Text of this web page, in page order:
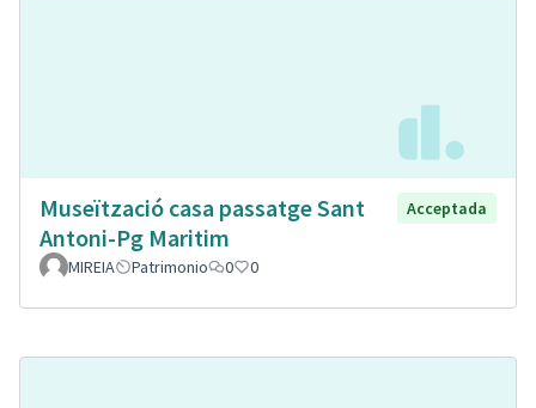
Museïtzació casa passatge Sant
Antoni-Pg Maritim
Acceptada
MIREIA Patrimonio 0 0